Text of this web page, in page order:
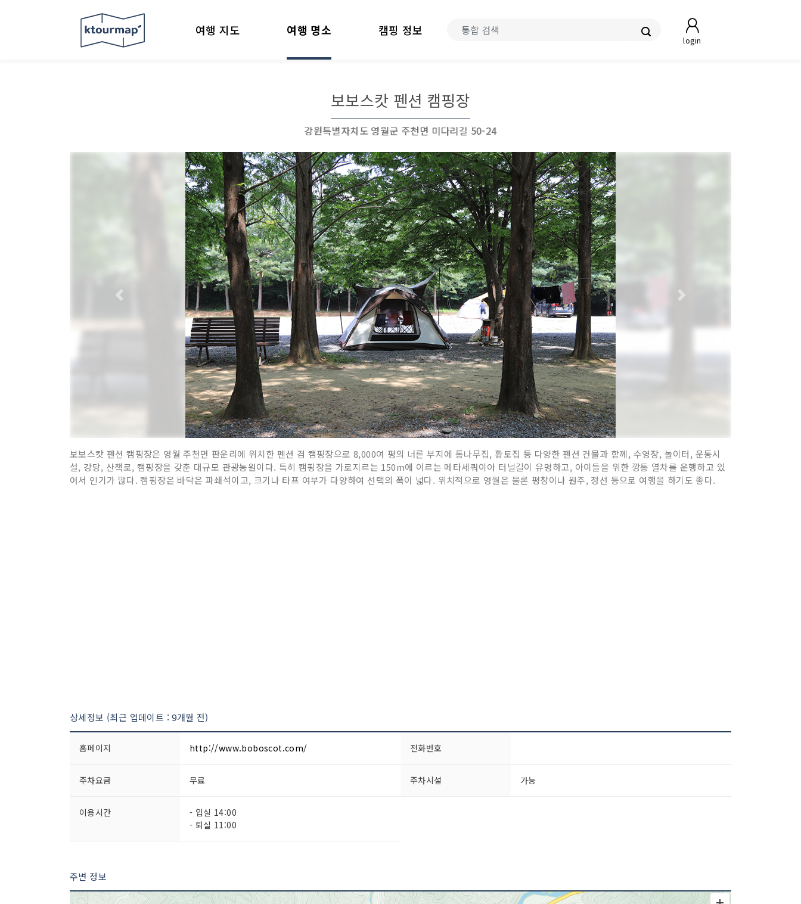
login
여행 지도 여행 명소 캠핑 정보
보보스캇 펜션 캠핑장
강원특별자치도 영월군 주천면 미다리길 50-24
보보스캇 펜션 캠핑장은 영월 주천면 판운리에 위치한 펜션 겸 캠핑장으로 8,000여 평의 너른 부지에 통나무집, 황토집 등 다양한 펜션 건물과 함께, 수영장, 놀이터, 운동시
설, 강당, 산책로, 캠핑장을 갖춘 대규모 관광농원이다. 특히 캠핑장을 가로지르는 150m에 이르는 메타세쿼이아 터널길이 유명하고, 아이들을 위한 깡통 열차를 운행하고 있
어서 인기가 많다. 캠핑장은 바닥은 파쇄석이고, 크기나 타프 여부가 다양하여 선택의 폭이 넓다. 위치적으로 영월은 물론 평창이나 원주, 정선 등으로 여행을 하기도 좋다.
상세정보 (최근 업데이트 : 9개월 전)
홈페이지 http://www.boboscot.com/ 전화번호
주차요금 무료 주차시설 가능
이용시간
- 입실 14:00
- 퇴실 11:00
주변 정보